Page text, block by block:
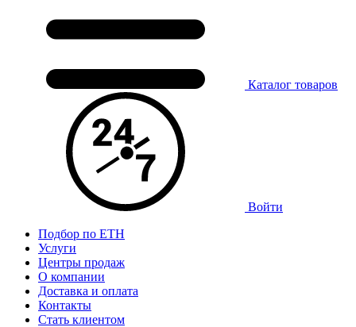
Каталог товаров
Войти
Подбор по ЕТН
Услуги
Центры продаж
О компании
Доставка и оплата
Контакты
Стать клиентом